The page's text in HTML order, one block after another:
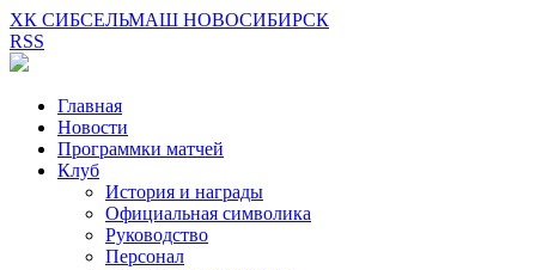
ХК СИБСЕЛЬМАШ НОВОСИБИРСК
RSS
Главная
Новости
Программки матчей
Клуб
История и награды
Официальная символика
Руководство
Персонал